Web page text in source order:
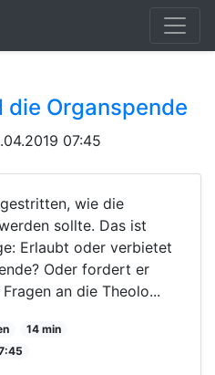
die Organspende
07:45
wie die
sollte. Das ist
Erlaubt oder verbietet
Oder fordert er
an die Theolo...
14 min